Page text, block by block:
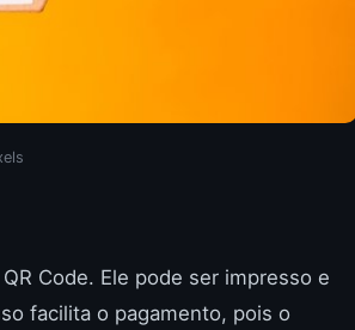
Code. Ele pode ser impresso e
facilita o pagamento, pois o